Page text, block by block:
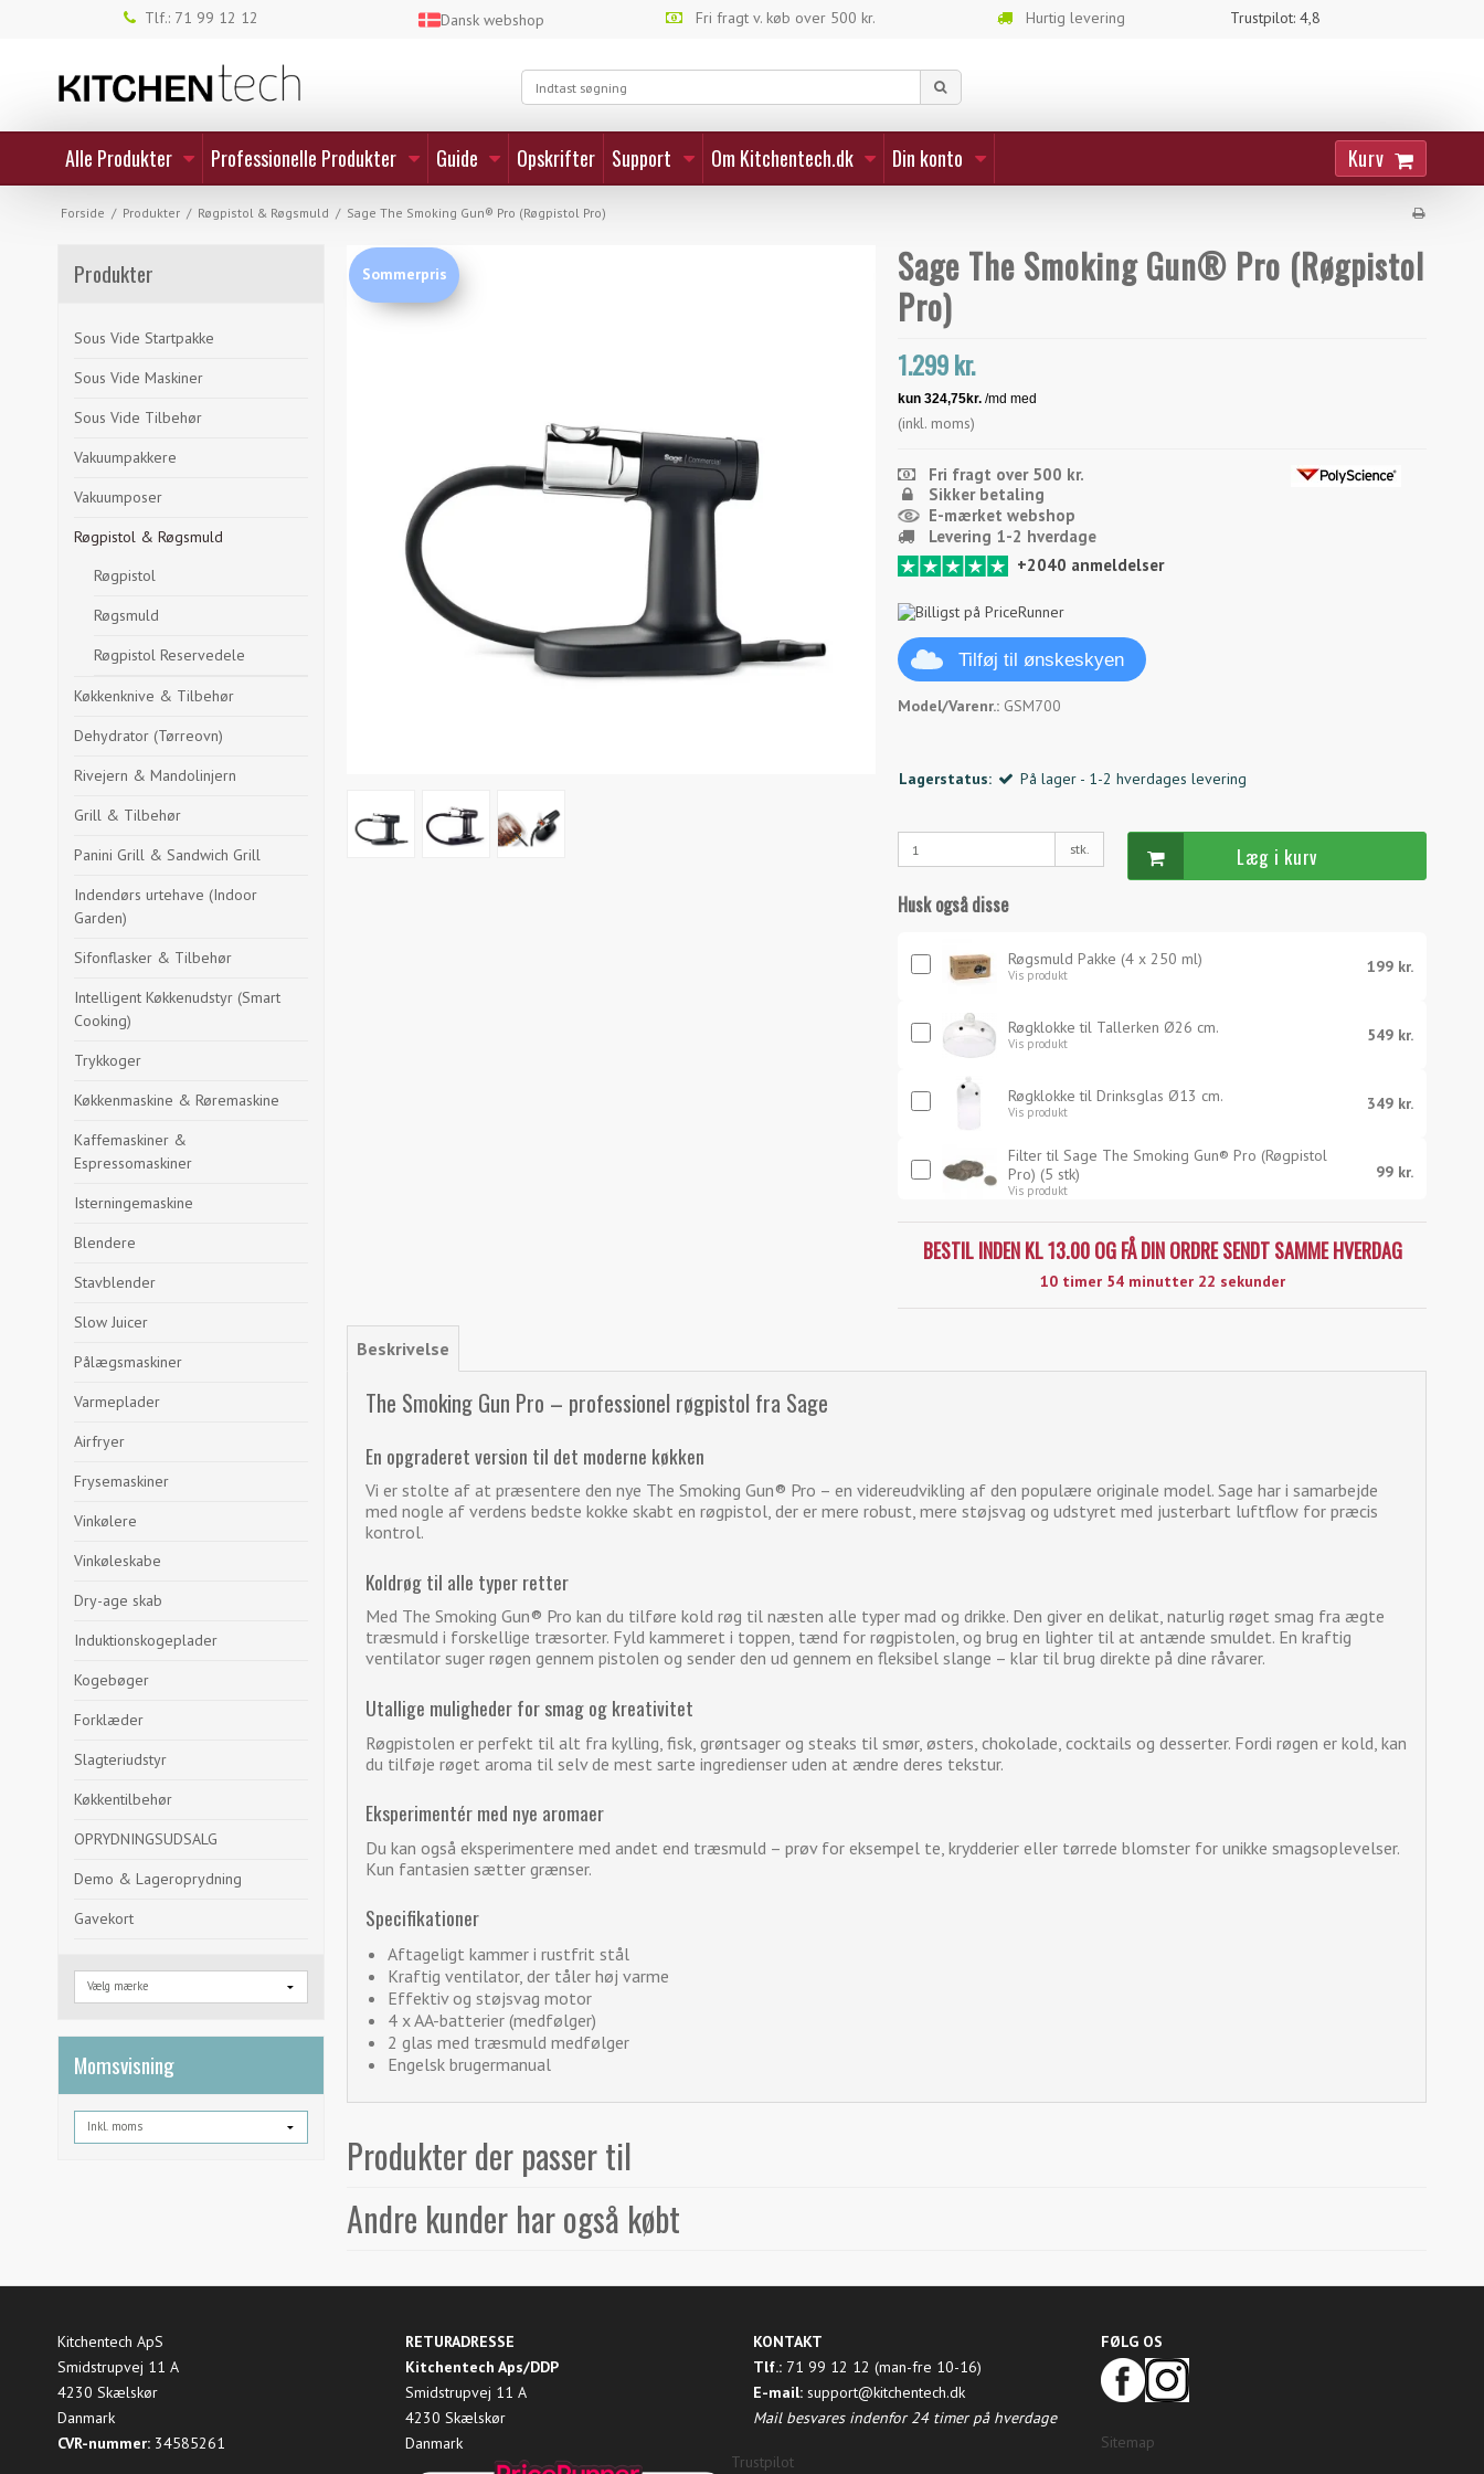
Tlf.: 71 99 12 12 Dansk webshop Fri fragt v. køb over 500 kr. Hurtig levering Trustpilot: 4,8
Alle Produkter Professionelle Produkter Guide Opskrifter Support Om Kitchentech.dk Din konto Kurv
Forside / Produkter / Røgpistol & Røgsmuld / Sage The Smoking Gun® Pro (Røgpistol Pro)
Produkter
Sous Vide Startpakke
Sous Vide Maskiner
Sous Vide Tilbehør
Vakuumpakkere
Vakuumposer
Røgpistol & Røgsmuld
Røgpistol
Røgsmuld
Røgpistol Reservedele
Køkkenknive & Tilbehør
Dehydrator (Tørreovn)
Rivejern & Mandolinjern
Grill & Tilbehør
Panini Grill & Sandwich Grill
Indendørs urtehave (Indoor
Garden)
Sifonflasker & Tilbehør
Intelligent Køkkenudstyr (Smart
Cooking)
Trykkoger
Køkkenmaskine & Røremaskine
Kaffemaskiner &
Espressomaskiner
Isterningemaskine
Blendere
Stavblender
Slow Juicer
Pålægsmaskiner
Varmeplader
Airfryer
Frysemaskiner
Vinkølere
Vinkøleskabe
Dry-age skab
Induktionskogeplader
Kogebøger
Forklæder
Slagteriudstyr
Køkkentilbehør
OPRYDNINGSUDSALG
Demo & Lageroprydning
Gavekort
Momsvisning
Sommerpris
Sage The Smoking Gun® Pro (Røgpistol
Pro)
1.299 kr.
(inkl. moms)
Fri fragt over 500 kr.
Sikker betaling
E-mærket webshop
Levering 1-2 hverdage
+2040 anmeldelser
Tilføj til ønskeskyen
Model/Varenr.: GSM700
Lagerstatus: På lager - 1-2 hverdages levering
stk. Læg i kurv
Husk også disse
Røgsmuld Pakke (4 x 250 ml)
Vis produkt 199 kr.
Røgklokke til Tallerken Ø26 cm.
Vis produkt 549 kr.
Røgklokke til Drinksglas Ø13 cm.
Vis produkt 349 kr.
Filter til Sage The Smoking Gun® Pro (Røgpistol
Pro) (5 stk)
Vis produkt
99 kr.
BESTIL INDEN KL 13.00 OG FÅ DIN ORDRE SENDT SAMME HVERDAG
10 timer 54 minutter 22 sekunder
Beskrivelse
The Smoking Gun Pro – professionel røgpistol fra Sage
En opgraderet version til det moderne køkken
Vi er stolte af at præsentere den nye The Smoking Gun® Pro – en videreudvikling af den populære originale model. Sage har i samarbejde
med nogle af verdens bedste kokke skabt en røgpistol, der er mere robust, mere støjsvag og udstyret med justerbart luftflow for præcis
kontrol.
Koldrøg til alle typer retter
Med The Smoking Gun® Pro kan du tilføre kold røg til næsten alle typer mad og drikke. Den giver en delikat, naturlig røget smag fra ægte
træsmuld i forskellige træsorter. Fyld kammeret i toppen, tænd for røgpistolen, og brug en lighter til at antænde smuldet. En kraftig
ventilator suger røgen gennem pistolen og sender den ud gennem en fleksibel slange – klar til brug direkte på dine råvarer.
Utallige muligheder for smag og kreativitet
Røgpistolen er perfekt til alt fra kylling, fisk, grøntsager og steaks til smør, østers, chokolade, cocktails og desserter. Fordi røgen er kold, kan
du tilføje røget aroma til selv de mest sarte ingredienser uden at ændre deres tekstur.
Eksperimentér med nye aromaer
Du kan også eksperimentere med andet end træsmuld – prøv for eksempel te, krydderier eller tørrede blomster for unikke smagsoplevelser.
Kun fantasien sætter grænser.
Specifikationer
Aftageligt kammer i rustfrit stål
Kraftig ventilator, der tåler høj varme
Effektiv og støjsvag motor
4 x AA-batterier (medfølger)
2 glas med træsmuld medfølger
Engelsk brugermanual
Produkter der passer til
Andre kunder har også købt
Kitchentech ApS
Smidstrupvej 11 A
4230 Skælskør
Danmark
CVR-nummer: 34585261
RETURADRESSE
Kitchentech Aps/DDP
Smidstrupvej 11 A
4230 Skælskør
Danmark
KONTAKT
Tlf.: 71 99 12 12 (man-fre 10-16)
E-mail: support@kitchentech.dk
Mail besvares indenfor 24 timer på hverdage
Trustpilot
FØLG OS
Sitemap